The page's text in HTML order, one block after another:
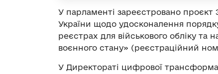
У парламенті зареєстровано проєкт
України щодо удосконалення
реєстрах для військового обліку та
воєнного стану» (реєстраційний
У Директораті цифрової